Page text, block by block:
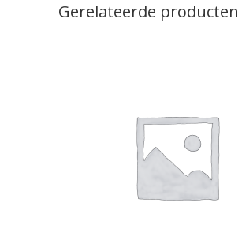
Gerelateerde producten